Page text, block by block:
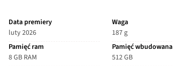
Data premiery
luty 2026
Pamięć ram
8 GB RAM
Waga
187 g
Pamięć wbudowana
512 GB